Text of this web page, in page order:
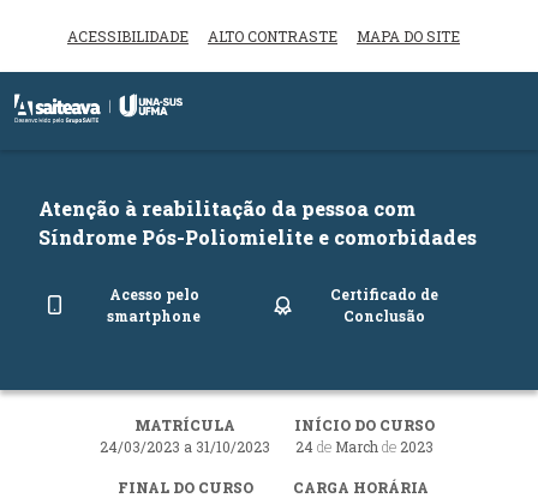
ACESSIBILIDADE ALTO CONTRASTE MAPA DO SITE
Inicio do menu
Atenção à reabilitação da pessoa com
Síndrome Pós-Poliomielite e comorbidades
Acesso pelo
smartphone
Certificado de
Conclusão
MATRÍCULA
24/03/2023 a 31/10/2023
INÍCIO DO CURSO
24deMarch de2023
FINAL DO CURSO
CARGA HORÁRIA